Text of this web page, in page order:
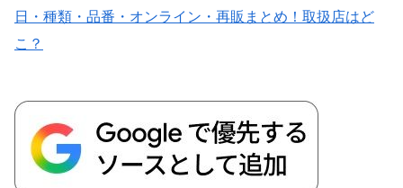
日・種類・品番・オンライン・再販まとめ！取扱店はど
こ？